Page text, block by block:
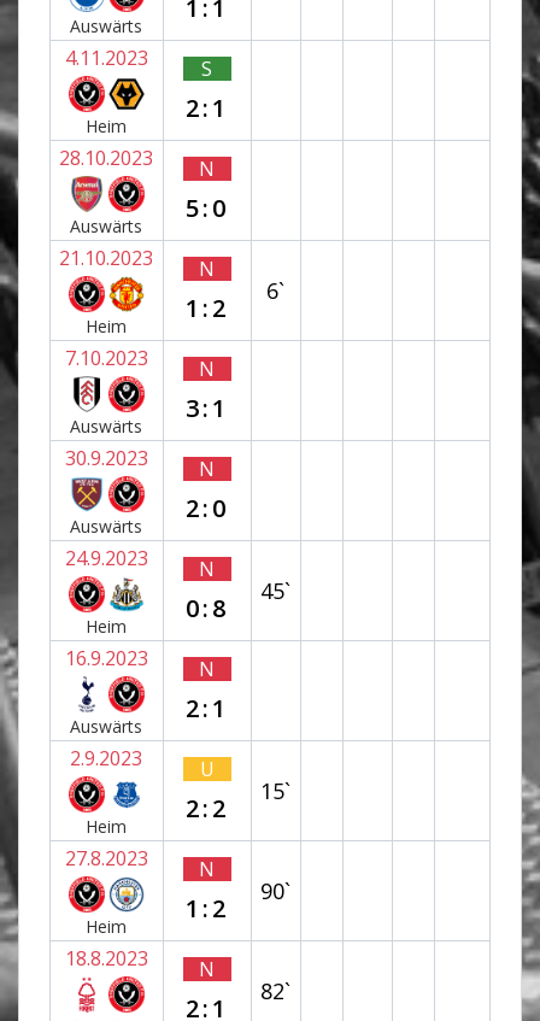
Auswärts
1:1
4.11.2023
Heim
S
2:1
28.10.2023
Auswärts
N
5:0
21.10.2023
Heim
N
1:2
6`
7.10.2023
Auswärts
N
3:1
30.9.2023
Auswärts
N
2:0
24.9.2023
Heim
N
0:8
45`
16.9.2023
Auswärts
N
2:1
2.9.2023
Heim
U
2:2
15`
27.8.2023
Heim
N
1:2
90`
18.8.2023 N
2:1
82`